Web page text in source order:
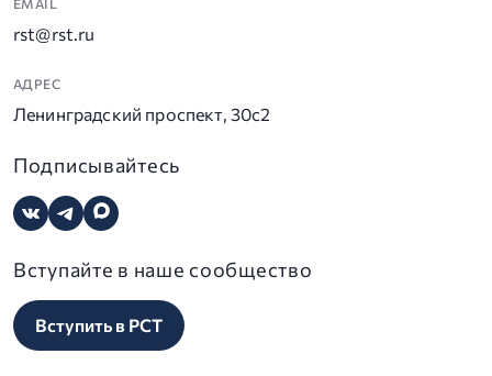
rst@rst.ru
АДРЕС
Ленинградский проспект, 30с2
Подписывайтесь
Вступайте в наше сообщество
Вступить в РСТ